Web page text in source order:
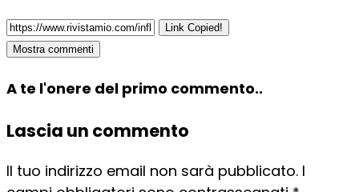
Link Copied!
Mostra commenti
A te l'onere del primo commento..
Lascia un commento
Il tuo indirizzo email non sarà pubblicato. I